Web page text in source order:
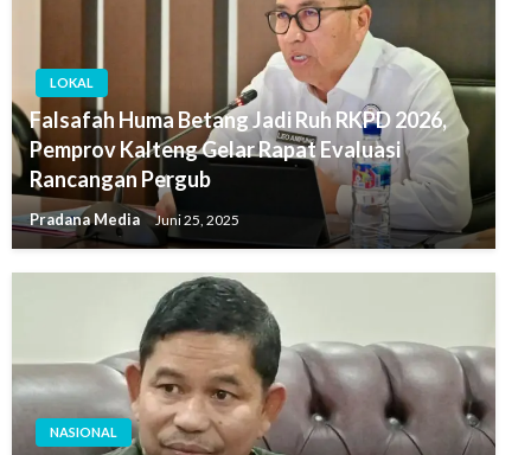
LOKAL
Falsafah Huma Betang Jadi Ruh RKPD 2026,
Pemprov Kalteng Gelar Rapat Evaluasi
Rancangan Pergub
Pradana Media Juni 25, 2025
NASIONAL